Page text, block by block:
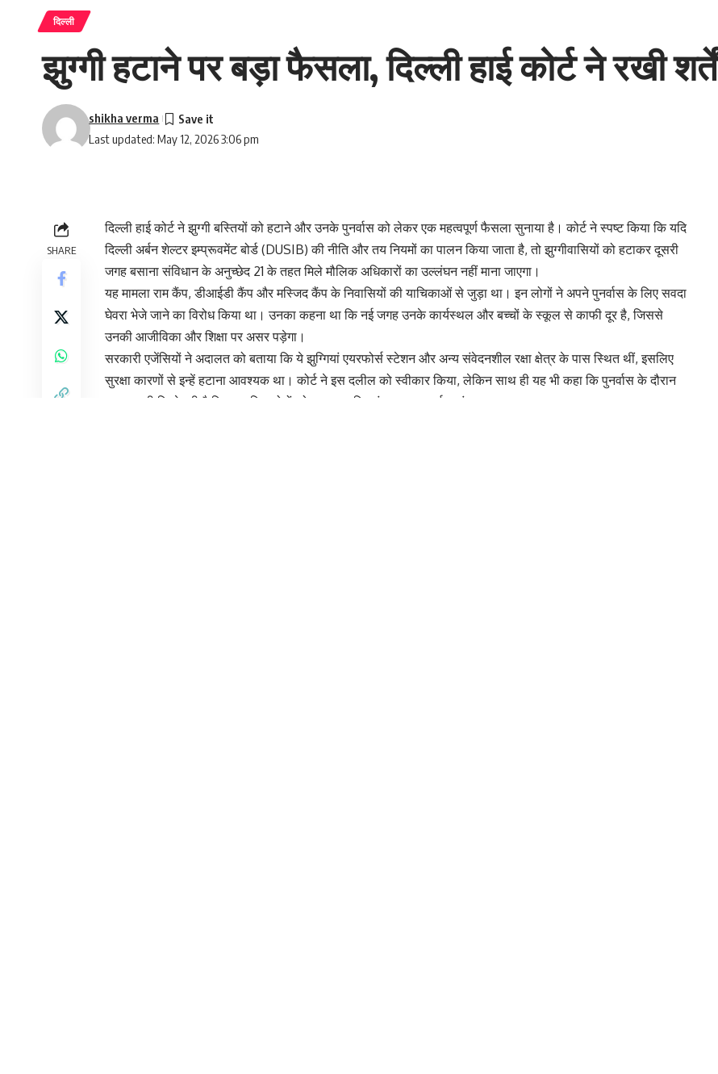
दिल्ली
झुग्गी हटाने पर बड़ा फैसला, दिल्ली हाई कोर्ट ने रखी शर्तें
Last updated: May 12, 2026 3:06 pm
shikha verma